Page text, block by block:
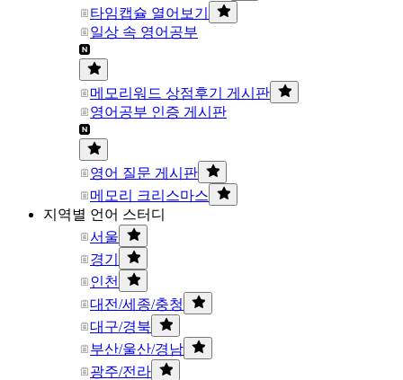
타임캡슐 열어보기
일상 속 영어공부
메모리워드 상점후기 게시판
영어공부 인증 게시판
영어 질문 게시판
메모리 크리스마스
지역별 언어 스터디
서울
경기
인천
대전/세종/충청
대구/경북
부산/울산/경남
광주/전라